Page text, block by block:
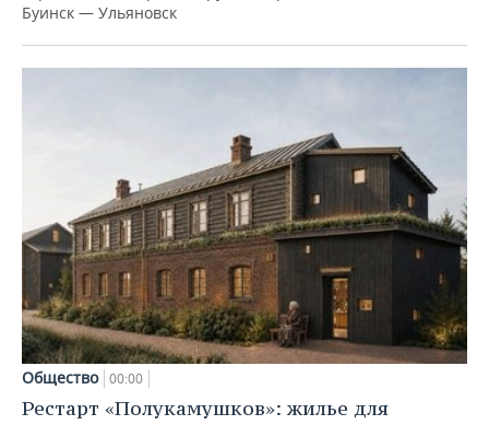
Буинск — Ульяновск
Общество 00:00
Рестарт «Полукамушков»: жилье для